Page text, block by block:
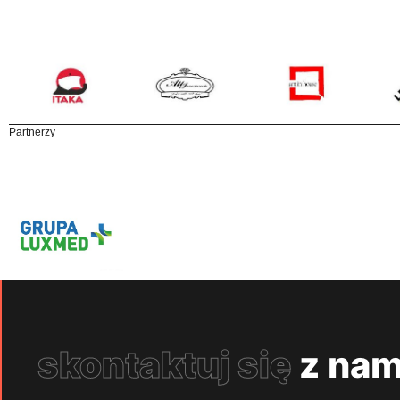
Partnerzy
skontaktuj się z